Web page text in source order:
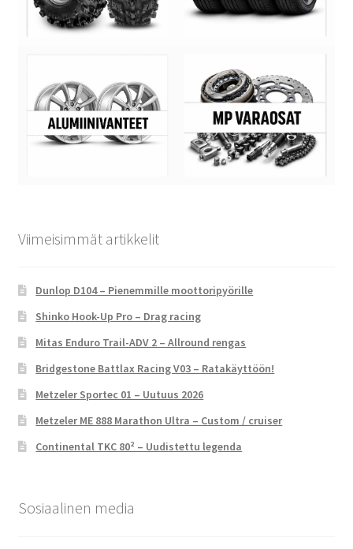
Viimeisimmät artikkelit
Dunlop D104 – Pienemmille moottoripyörille
Shinko Hook-Up Pro – Drag racing
Mitas Enduro Trail-ADV 2 – Allround rengas
Bridgestone Battlax Racing V03 – Ratakäyttöön!
Metzeler Sportec 01 – Uutuus 2026
Metzeler ME 888 Marathon Ultra – Custom / cruiser
Continental TKC 80² – Uudistettu legenda
Sosiaalinen media